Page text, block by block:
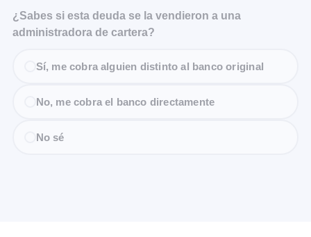
¿Sabes si esta deuda se la vendieron a una
administradora de cartera?
Sí, me cobra alguien distinto al banco original
No, me cobra el banco directamente
No sé